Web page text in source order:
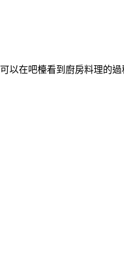
可以在吧檯看到廚房料理的過